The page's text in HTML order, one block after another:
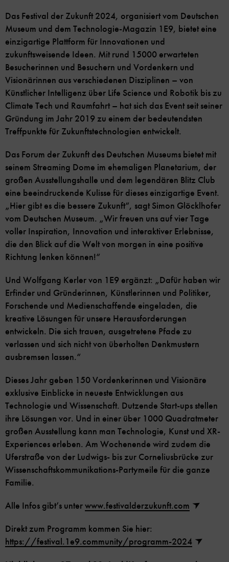
Das Festival der Zukunft 2024, organisiert vom Deutschen
Museum und dem Technologie-Magazin 1E9, bietet eine
einzigartige Plattform für Innovationen und
zukunftsweisende Ideen. Mit rund 15000 erwarteten
Besucherinnen und Besuchern und Vordenkern und
Visionärinnen aus verschiedenen Disziplinen – von
Künstlicher Intelligenz über Life Science und Robotik bis zu
Climate Tech und Raumfahrt – hat sich das Event seit seiner
Gründung im Jahr 2019 zu einem der bedeutendsten
Treffpunkte für Zukunftstechnologien entwickelt.
Das Forum der Zukunft des Deutschen Museums bietet mit
seinem Streaming Dome im ehemaligen Planetarium, der
großen Ausstellungshalle und dem legendären Blitz Club
eine beeindruckende Kulisse für dieses einzigartige Event.
„Hier gibt es die bessere Zukunft“, sagt Simon Glöcklhofer
vom Deutschen Museum. „Wir freuen uns auf vier Tage
voller Inspiration, Innovation und interaktiver Erlebnisse,
die den Blick auf die Welt von morgen in eine positive
Richtung lenken können!“
Und Wolfgang Kerler von 1E9 ergänzt: „Dafür haben wir
Erfinder und Gründerinnen, Künstlerinnen und Politiker,
Forschende und Medienschaffende eingeladen, die
kreative Lösungen für unsere Herausforderungen
entwickeln. Die sich trauen, ausgetretene Pfade zu
verlassen und sich nicht von überholten Denkmustern
ausbremsen lassen.“
Dieses Jahr geben 150 Vordenkerinnen und Visionäre
exklusive Einblicke in neueste Entwicklungen aus
Technologie und Wissenschaft. Dutzende Start-ups stellen
ihre Lösungen vor. Und in einer über 1000 Quadratmeter
großen Ausstellung kann man Technologie, Kunst und XR-
Experiences erleben. Am Wochenende wird zudem die
Uferstraße von der Ludwigs- bis zur Corneliusbrücke zur
Wissenschaftskommunikations-Partymeile für die ganze
Familie.
Alle Infos gibt’s unterwww.festivalderzukunft.com
Direkt zum Programm kommen Sie hier:
https://festival.1e9.community/programm-2024